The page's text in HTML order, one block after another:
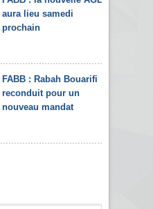
aura lieu samedi
prochain
FABB : Rabah Bouarifi
reconduit pour un
nouveau mandat